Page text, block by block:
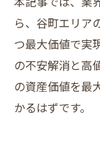
ら、谷町エリア
つ最大価値で実
の不安解消と高
の資産価値を最
かるはずです。